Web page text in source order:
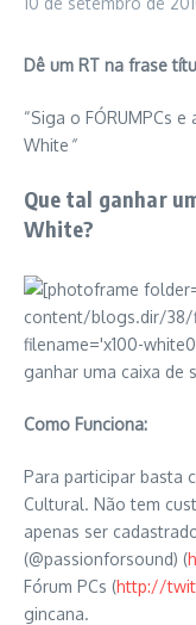
Dê um RT na frase
“Siga o FÓRUMPCs e
White ”
Que tal ganhar
White?
Como Funciona:
Para participar basta
Cultural. Não tem
apenas ser
(@passionforsound) (
Fórum PCs (http://
gincana.